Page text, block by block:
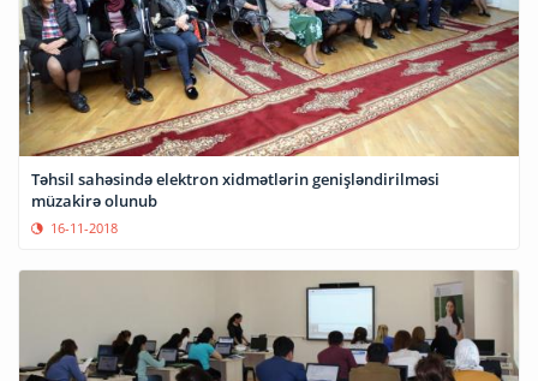
Təhsil sahəsində elektron xidmətlərin genişləndirilməsi
müzakirə olunub
16-11-2018